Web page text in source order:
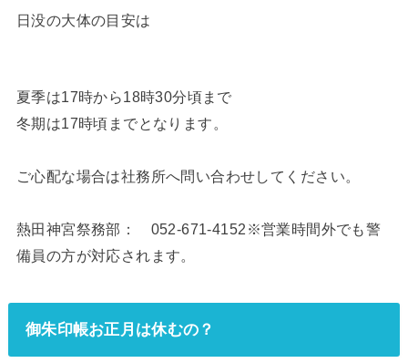
日没の大体の目安は
夏季は17時から18時30分頃まで
冬期は17時頃までとなります。
ご心配な場合は社務所へ問い合わせしてください。
熱田神宮祭務部： 052-671-4152※営業時間外でも警
備員の方が対応されます。
御朱印帳お正月は休むの？